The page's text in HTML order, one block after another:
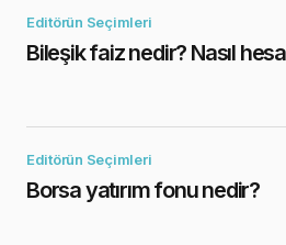
Editörün Seçimleri
Bileşik faiz nedir? Nasıl
Editörün Seçimleri
Borsa yatırım fonu nedir?